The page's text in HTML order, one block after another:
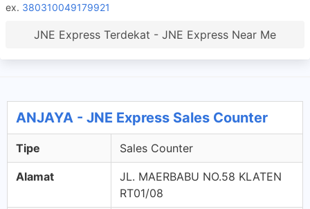
ex. 380310049179921
JNE Express Terdekat - JNE Express Near Me
ANJAYA - JNE Express Sales Counter
Tipe Sales Counter
Alamat
JL. MAERBABU NO.58 KLATEN
RT01/08